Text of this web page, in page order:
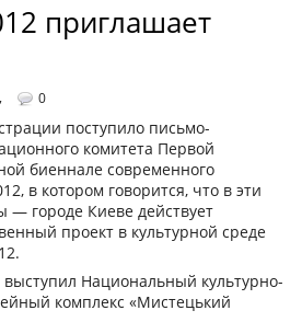
приглашает
, 0
поступило письмо-
комитета Первой
биеннале современного
в котором говорится, что в эти
— городе Киеве действует
проект в культурной среде
Национальный культурно-
комплекс «Мистецький